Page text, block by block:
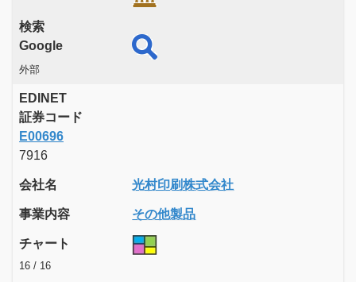
検索
Google
外部
EDINET
証券コード
E00696
7916
会社名 光村印刷株式会社
事業内容 その他製品
チャート
16 / 16